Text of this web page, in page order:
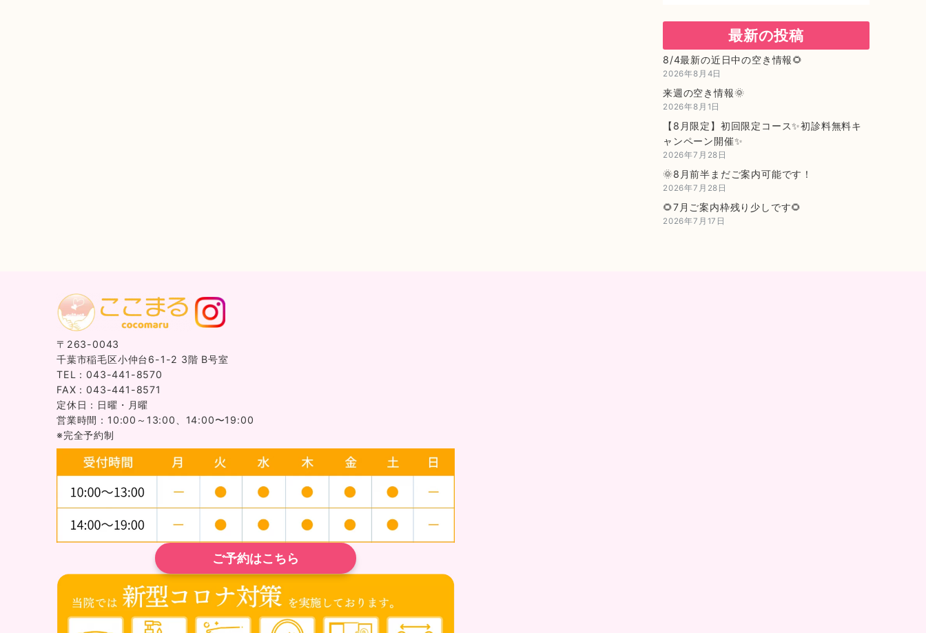
最新の投稿
8/4最新の近日中の空き情報🌻
2026年8月4日
来週の空き情報🌞
2026年8月1日
【8月限定】初回限定コース✨初診料無料キ
ャンペーン開催✨
2026年7月28日
🌞8月前半まだご案内可能です！
2026年7月28日
🌻7月ご案内枠残り少しです🌻
2026年7月17日
〒263-0043
千葉市稲毛区小仲台6-1-2 3階 B号室
TEL：043-441-8570
FAX：043-441-8571
定休日：日曜・月曜
営業時間：10:00～13:00、14:00〜19:00
※完全予約制
ご予約はこちら